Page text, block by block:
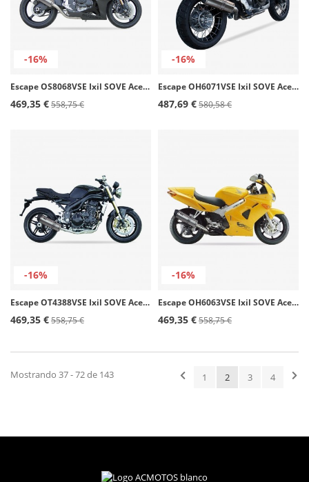
-16%
Escape OS8068VSE Ixil SOVE Acero para Suzuki GSX 600 / 750 R (06-07)
469,35 €558,75 €
-16%
Escape OH6071VSE Ixil SOVE Acero para Honda VFR 1200 X Crosstourer (12-20)
487,69 €580,58 €
-16%
Escape OT4388VSE Ixil SOVE Acero para Triumph ST1050 Speed Triple (05-06)
469,35 €558,75 €
-16%
Escape OH6063VSE Ixil SOVE Acero para Honda VFR 800 Fi (98-01)
469,35 €558,75 €
1 2 3 4
Mostrando 37 - 72 de 143